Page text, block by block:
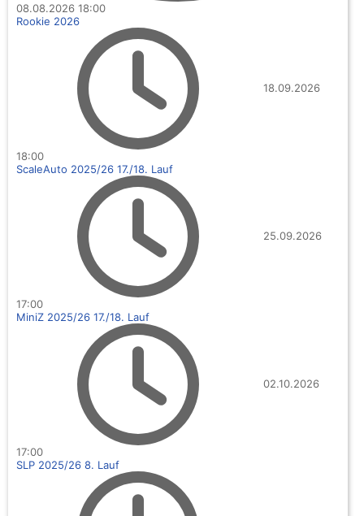
08.08.2026 18:00
Rookie 2026
18.09.2026
18:00
ScaleAuto 2025/26 17./18. Lauf
25.09.2026
17:00
MiniZ 2025/26 17./18. Lauf
02.10.2026
17:00
SLP 2025/26 8. Lauf